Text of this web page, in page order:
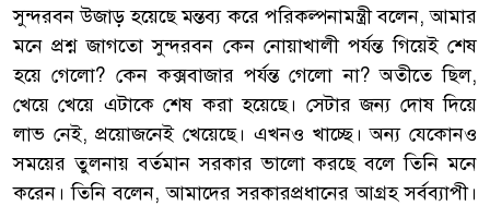
সুন্দরবন উজাড় হয়েছে মন্তব্য করে পরিকল্পনামন্ত্রী বলেন, আমার
মনে প্রশ্ন জাগতো সুন্দরবন কেন নোয়াখালী পর্যন্ত গিয়েই শেষ
হয়ে গেলো? কেন কক্সবাজার পর্যন্ত গেলো না? অতীতে ছিল,
খেয়ে খেয়ে এটাকে শেষ করা হয়েছে। সেটার জন্য দোষ দিয়ে
লাভ নেই, প্রয়োজনেই খেয়েছে। এখনও খাচ্ছে। অন্য যেকোনও
সময়ের তুলনায় বর্তমান সরকার ভালো করছে বলে তিনি মনে
করেন। তিনি বলেন, আমাদের সরকারপ্রধানের আগ্রহ সর্বব্যাপী।